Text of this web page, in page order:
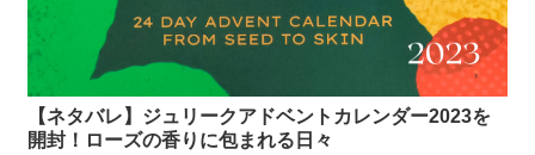
【ネタバレ】ジュリークアドベントカレンダー2023を
開封！ローズの香りに包まれる日々